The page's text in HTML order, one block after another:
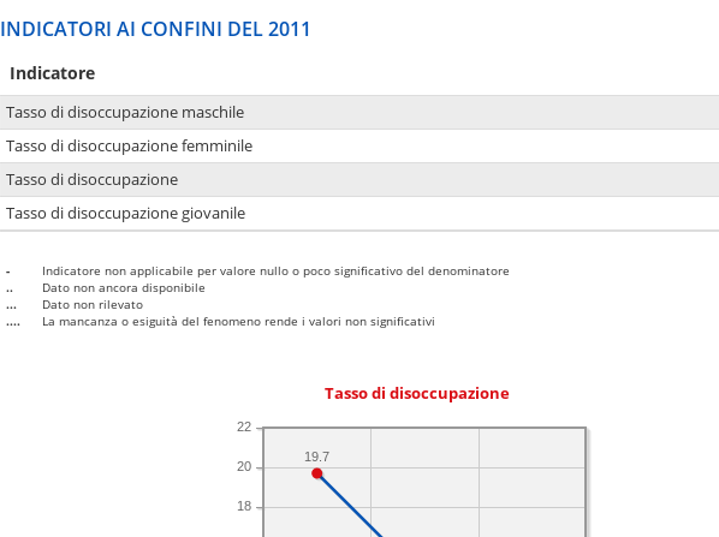
INDICATORI AI CONFINI DEL 2011
Indicatore
Tasso di disoccupazione maschile
Tasso di disoccupazione femminile
Tasso di disoccupazione
Tasso di disoccupazione giovanile
-
Indicatore non applicabile per valore nullo o poco significativo del denominatore
..
Dato non ancora disponibile
...
Dato non rilevato
....
La mancanza o esiguità del fenomeno rende i valori non significativi
Tasso di disoccupazione
18
20
22
19.7